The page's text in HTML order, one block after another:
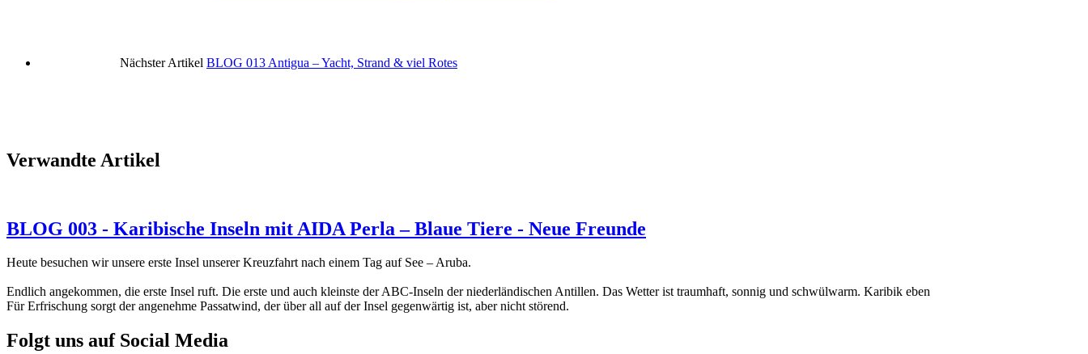
Nächster Artikel BLOG 013 Antigua – Yacht, Strand & viel Rotes
Verwandte Artikel
BLOG 003 - Karibische Inseln mit AIDA Perla – Blaue Tiere - Neue Freunde
Heute besuchen wir unsere erste Insel unserer Kreuzfahrt nach einem Tag auf See – Aruba.
Endlich angekommen, die erste Insel ruft. Die erste und auch kleinste der ABC-Inseln der niederländischen Antillen. Das Wetter ist traumhaft, sonnig und schwülwarm. Karibik eben
Für Erfrischung sorgt der angenehme Passatwind, der über all auf der Insel gegenwärtig ist, aber nicht störend.
Folgt uns auf Social Media